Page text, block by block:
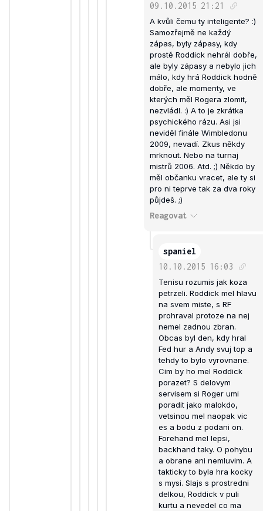
09.10.2015 21:21
A kvůli čemu ty inteligente? :)
Samozřejmě ne každý
zápas, byly zápasy, kdy
prostě Roddick nehrál dobře,
ale byly zápasy a nebylo jich
málo, kdy hrá Roddick hodně
dobře, ale momenty, ve
kterých měl Rogera zlomit,
nezvládl. :) A to je zkrátka
psychického rázu. Asi jsi
neviděl finále Wimbledonu
2009, nevadí. Zkus někdy
mrknout. Nebo na turnaj
mistrů 2006. Atd. ;) Někdo by
měl občanku vracet, ale ty si
pro ni teprve tak za dva roky
půjdeš. ;)
Reagovat
spaniel
10.10.2015 16:03
Tenisu rozumis jak koza
petrzeli. Roddick mel hlavu
na svem miste, s RF
prohraval protoze na nej
nemel zadnou zbran.
Obcas byl den, kdy hral
Fed hur a Andy svuj top a
tehdy to bylo vyrovnane.
Cim by ho mel Roddick
porazet? S delovym
servisem si Roger umi
poradit jako malokdo,
vetsinou mel naopak vic
es a bodu z podani on.
Forehand mel lepsi,
backhand taky. O pohybu
a obrane ani nemluvim. A
takticky to byla hra kocky
s mysi. Slajs s prostredni
delkou, Roddick v puli
kurtu a nevedel co ma